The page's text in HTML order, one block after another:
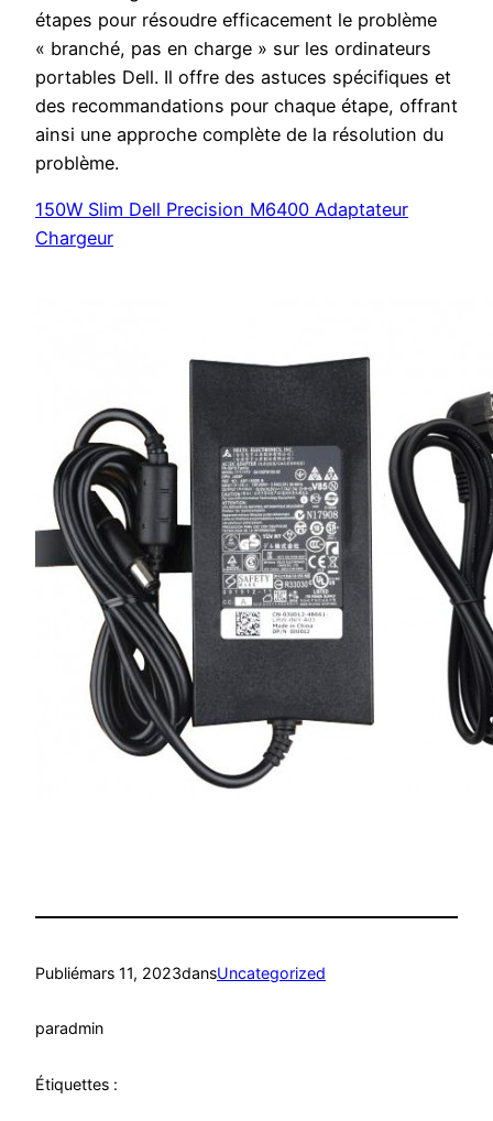
étapes pour résoudre efficacement le problème
« branché, pas en charge » sur les ordinateurs
portables Dell. Il offre des astuces spécifiques et
des recommandations pour chaque étape, offrant
ainsi une approche complète de la résolution du
problème.
150W Slim Dell Precision M6400 Adaptateur
Chargeur
Publiémars 11, 2023dansUncategorized
paradmin
Étiquettes :